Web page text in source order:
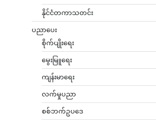
နိုင်ငံတကာသတင်း
ပညာပေး
စိုက်ပျိုးရေး
မွေးမြူရေး
ကျန်းမာရေး
လက်မှုပညာ
စစ်ဘက်ဥပဒေ